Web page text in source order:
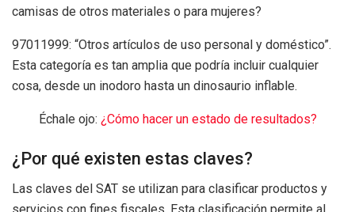
camisas de otros materiales o para mujeres?
97011999: “Otros artículos de uso personal y doméstico”.
Esta categoría es tan amplia que podría incluir cualquier
cosa, desde un inodoro hasta un dinosaurio inflable.
Échale ojo: ¿Cómo hacer un estado de resultados?
¿Por qué existen estas claves?
Las claves del SAT se utilizan para clasificar productos y